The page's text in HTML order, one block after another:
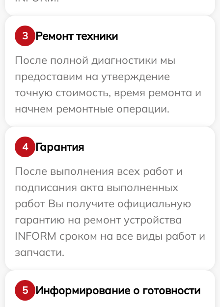
3
Ремонт техники
После полной диагностики мы
предоставим на утверждение
точную стоимость, время ремонта и
начнем ремонтные операции.
4
Гарантия
После выполнения всех работ и
подписания акта выполненных
работ Вы получите официальную
гарантию на ремонт устройства
INFORM сроком на все виды работ и
запчасти.
5
Информирование о готовности